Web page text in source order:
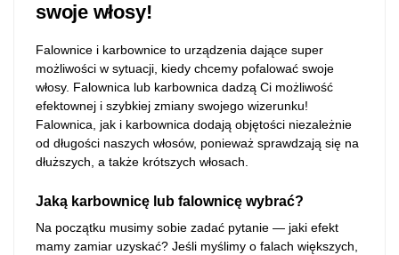
swoje włosy!
Falownice i karbownice to urządzenia dające super
możliwości w sytuacji, kiedy chcemy pofalować swoje
włosy. Falownica lub karbownica dadzą Ci możliwość
efektownej i szybkiej zmiany swojego wizerunku!
Falownica, jak i karbownica dodają objętości niezależnie
od długości naszych włosów, ponieważ sprawdzają się na
dłuższych, a także krótszych włosach.
Jaką karbownicę lub falownicę wybrać?
Na początku musimy sobie zadać pytanie — jaki efekt
mamy zamiar uzyskać? Jeśli myślimy o falach większych,